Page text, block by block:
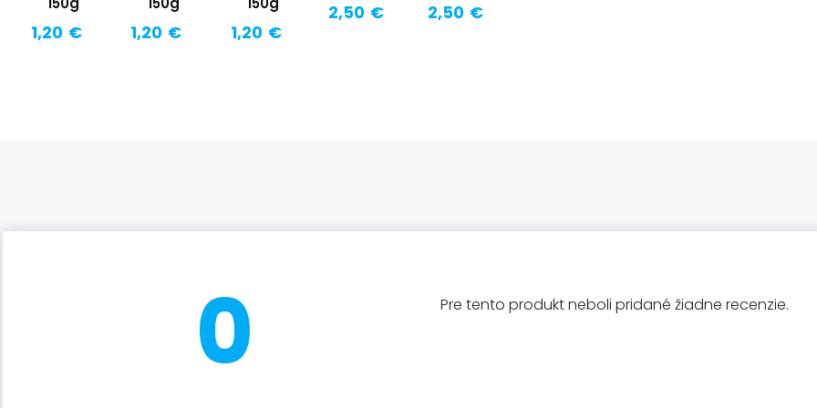
1,20 € 1,20 € 1,20 €
2,50 € 2,50 €
0 Pre tento produkt neboli pridané žiadne recenzie.